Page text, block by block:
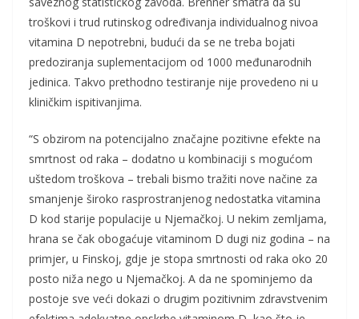
troškovi i trud rutinskog određivanja individualnog nivoa
vitamina D nepotrebni, budući da se ne treba bojati
predoziranja suplementacijom od 1000 međunarodnih
jedinica. Takvo prethodno testiranje nije provedeno ni u
kliničkim ispitivanjima.
“S obzirom na potencijalno značajne pozitivne efekte na
smrtnost od raka – dodatno u kombinaciji s mogućom
uštedom troškova – trebali bismo tražiti nove načine za
smanjenje široko rasprostranjenog nedostatka vitamina
D kod starije populacije u Njemačkoj. U nekim zemljama,
hrana se čak obogaćuje vitaminom D dugi niz godina – na
primjer, u Finskoj, gdje je stopa smrtnosti od raka oko 20
posto niža nego u Njemačkoj. A da ne spominjemo da
postoje sve veći dokazi o drugim pozitivnim zdravstvenim